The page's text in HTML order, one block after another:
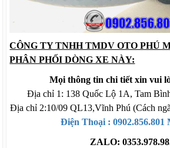
CÔNG TY TNHH TMDV OTO PHÚ
PHÂN PHỐI DÒNG XE NÀY:
Mọi thông tin chi tiết xin vui
Địa chỉ 1: 138 Quốc Lộ 1A, Tam
Địa chỉ 2:10/09 QL13,Vĩnh Phú (Cách
Điện Thoại : 0902.856.801
ZALO: